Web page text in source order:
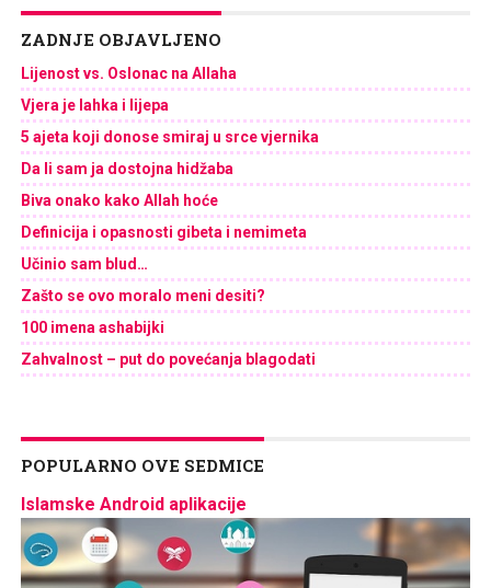
ZADNJE OBJAVLJENO
Lijenost vs. Oslonac na Allaha
Vjera je lahka i lijepa
5 ajeta koji donose smiraj u srce vjernika
Da li sam ja dostojna hidžaba
Biva onako kako Allah hoće
Definicija i opasnosti gibeta i nemimeta
Učinio sam blud…
Zašto se ovo moralo meni desiti?
100 imena ashabijki
Zahvalnost – put do povećanja blagodati
POPULARNO OVE SEDMICE
Islamske Android aplikacije